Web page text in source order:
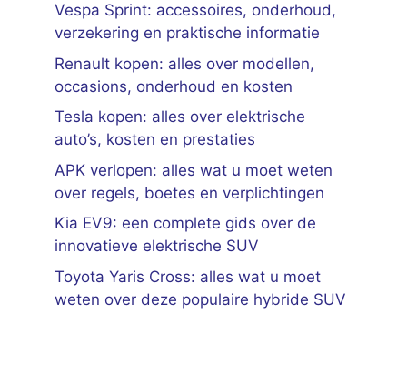
Vespa Sprint: accessoires, onderhoud,
verzekering en praktische informatie
Renault kopen: alles over modellen,
occasions, onderhoud en kosten
Tesla kopen: alles over elektrische
auto’s, kosten en prestaties
APK verlopen: alles wat u moet weten
over regels, boetes en verplichtingen
Kia EV9: een complete gids over de
innovatieve elektrische SUV
Toyota Yaris Cross: alles wat u moet
weten over deze populaire hybride SUV